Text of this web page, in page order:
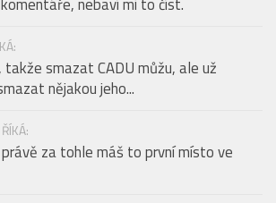
smazat CADU můžu, ale už
nějakou jeho...
za tohle máš to první místo ve